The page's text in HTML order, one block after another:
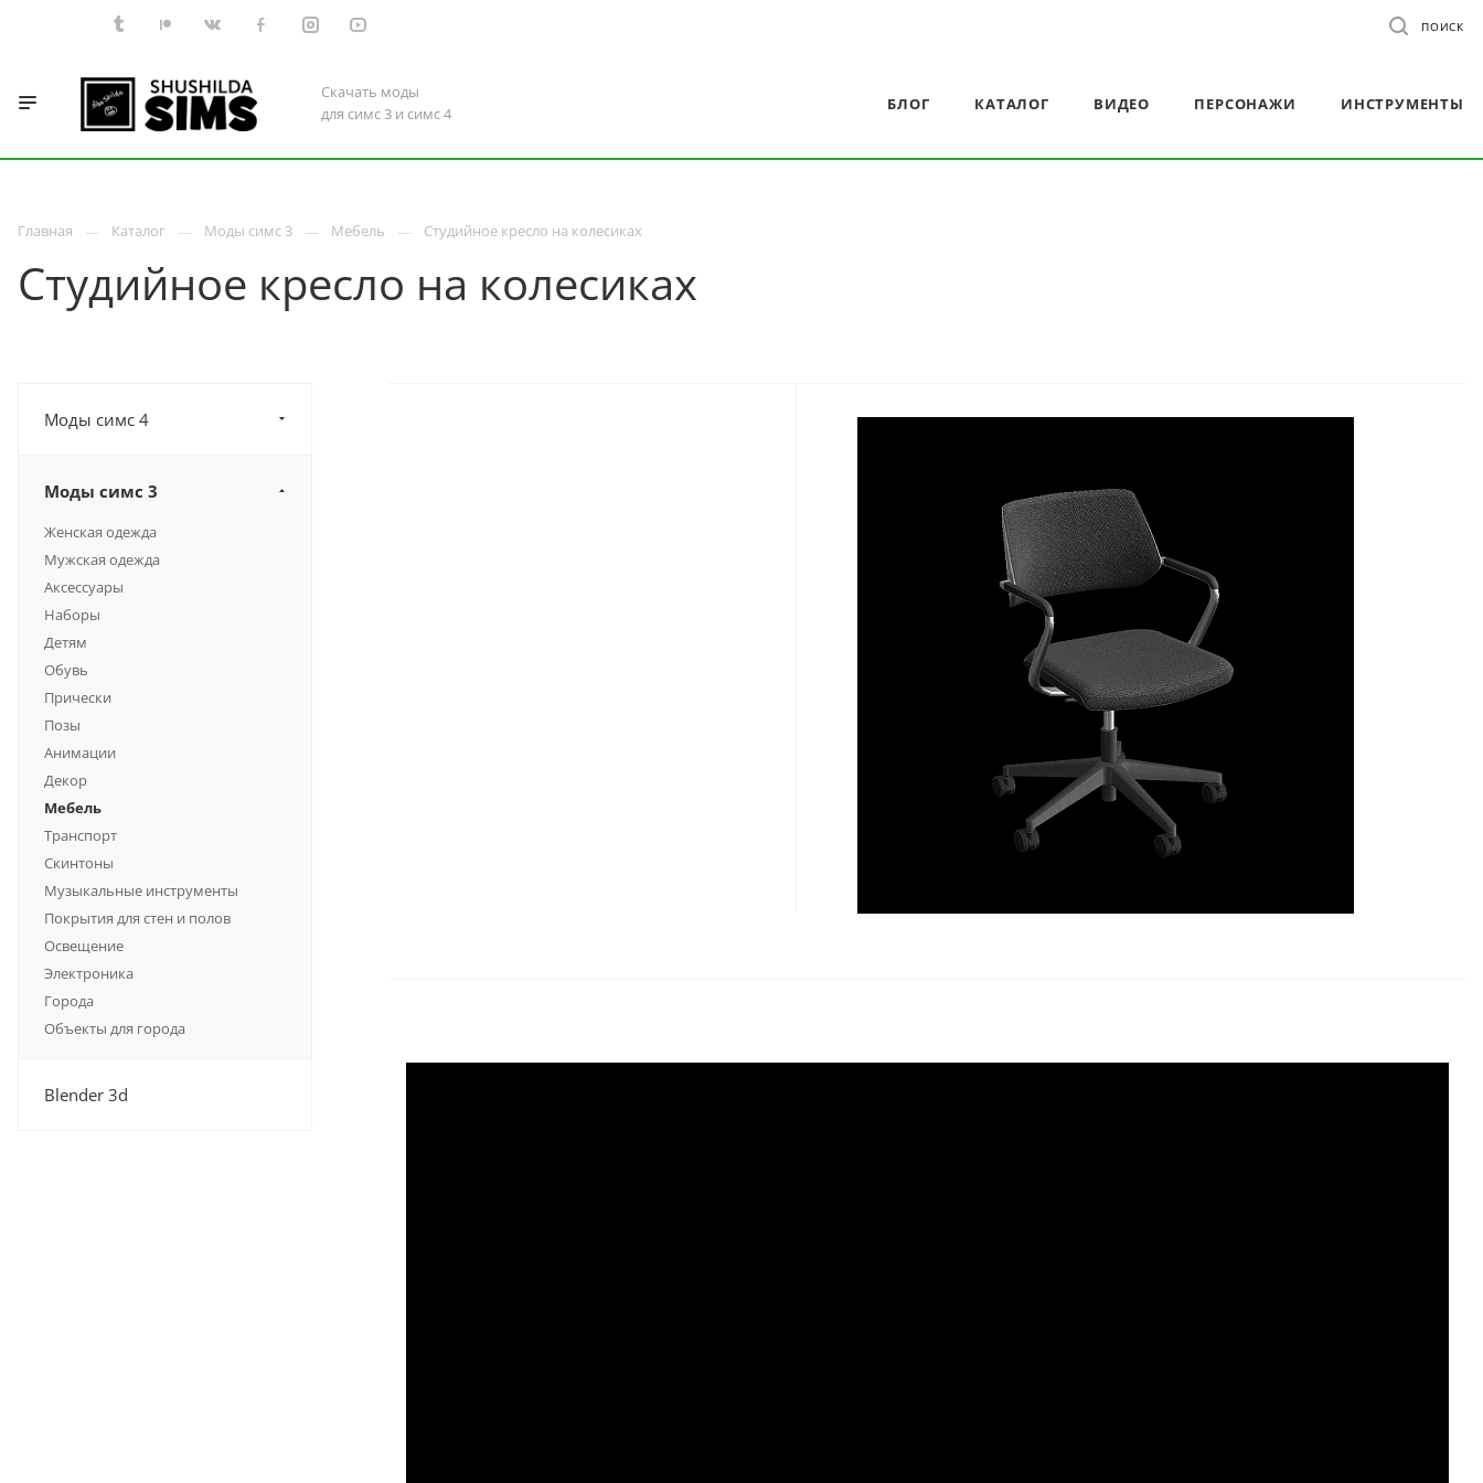
ПОИСК
Скачать моды
для симс 3 и симс 4
БЛОГ КАТАЛОГ ВИДЕО ПЕРСОНАЖИ ИНСТРУМЕНТЫ
Главная Каталог Моды симс 3 Мебель Студийное кресло на колесиках
Студийное кресло на колесиках
Моды симс 4
Моды симс 3
Женская одежда
Мужская одежда
Аксессуары
Наборы
Детям
Обувь
Прически
Позы
Анимации
Декор
Мебель
Транспорт
Скинтоны
Музыкальные инструменты
Покрытия для стен и полов
Освещение
Электроника
Города
Объекты для города
Blender 3d